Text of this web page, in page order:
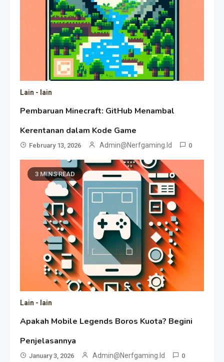
Lain - lain
Pembaruan Minecraft: GitHub Menambal
Kerentanan dalam Kode Game
February 13, 2026 Admin@nerfgaming.id 0
3 MINS READ
Lain - lain
Apakah Mobile Legends Boros Kuota? Begini
Penjelasannya
January 3, 2026 Admin@nerfgaming.id 0